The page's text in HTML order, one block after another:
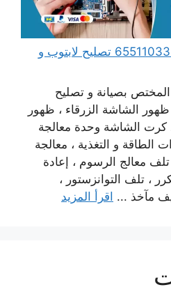
مهندس كمبيوتر الصليبية 65511033 تصليح لابتوب و
بصيانة و تصليح
الشاشة الزرقاء ، ظهور
كرت الشاشة وحدة معالجة
و التغذية ، معالجة
معالج الرسوم ، إعادة
، تلف التوانزستور ،
مآخذ ... اقرأ المزيد